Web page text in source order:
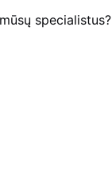
specialistus?